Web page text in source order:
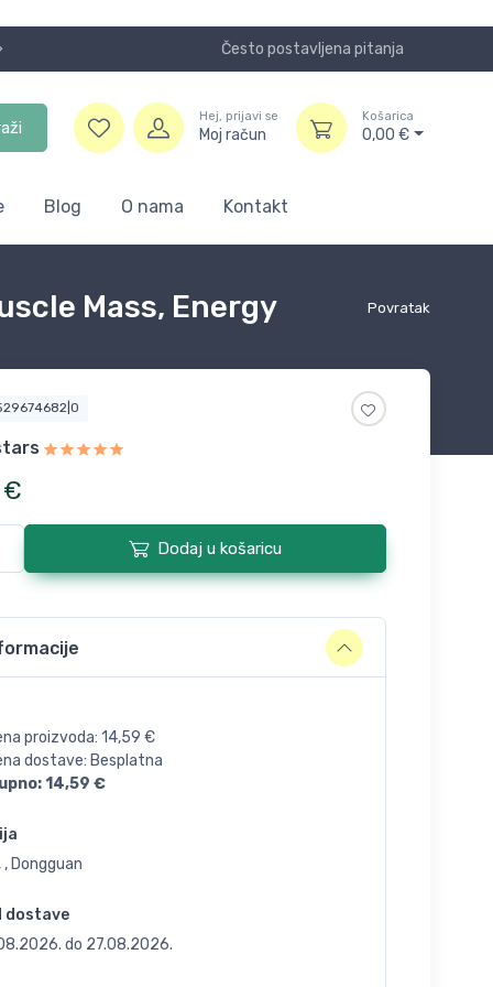
Često postavljena pitanja
Hej, prijavi se
Moj račun
Košarica
0,00 €
Blog O nama Kontakt
Povratak
Mass, Energy
€
Dodaj u košaricu
proizvoda: 14,59 €
dostave: Besplatna
14,59 €
, Dongguan
dostave
do 27.08.2026.